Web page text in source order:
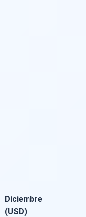
Diciembre
(USD)